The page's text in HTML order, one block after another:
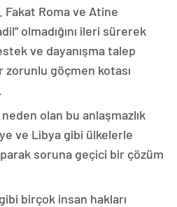
Roma ve Atine
olmadığını ileri sürerek
ve dayanışma talep
zorunlu göçmen kotası
olan bu anlaşmazlık
ve Libya gibi ülkelerle
soruna geçici bir çözüm
birçok insan hakları